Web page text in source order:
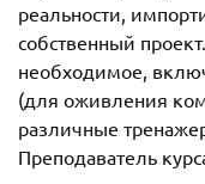
реальности,
собственный
необходимое,
(для оживления
различные
Преподаватель